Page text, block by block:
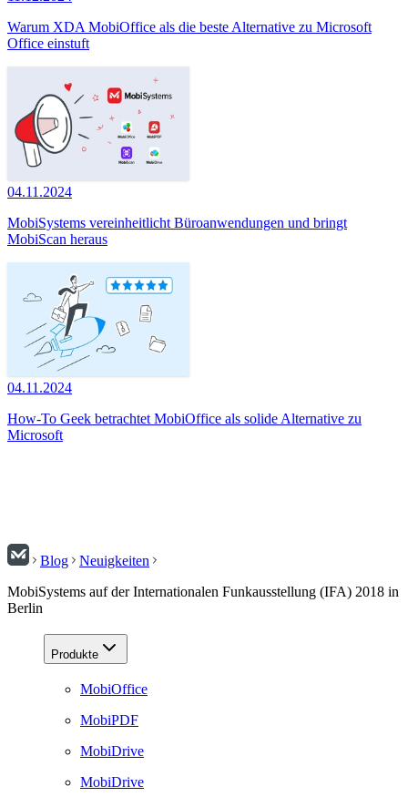
Warum XDA MobiOffice als die beste Alternative zu Microsoft
Office einstuft
04.11.2024
MobiSystems vereinheitlicht Büroanwendungen und bringt
MobiScan heraus
04.11.2024
How-To Geek betrachtet MobiOffice als solide Alternative zu
Microsoft
Blog
Neuigkeiten
MobiSystems auf der Internationalen Funkausstellung (IFA) 2018 in
Berlin
Produkte
MobiOffice
MobiPDF
MobiDrive
MobiDrive